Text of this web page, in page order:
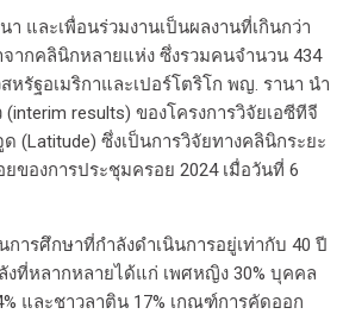
และเพื่อนร่วมงานเป็นผลงานที่เกินกว่า
จากคลินิกหลายแห่ง ซึ่งรวมคนจำนวน 434
รัฐอเมริกาและเปอร์โตริโก พญ. รานา นำ
results) ของโครงการวิจัยเอซีทีจี
(Latitude) ซึ่งเป็นการวิจัยทางคลินิกระยะ
ของการประชุมครอย 2024 เมื่อวันที่ 6
การศึกษาที่กำลังดำเนินการอยู่เท่ากับ 40 ปี
ที่หลากหลายได้แก่ เพศหญิง 30% บุคคล
และชาวลาติน 17% เกณฑ์การคัดออก